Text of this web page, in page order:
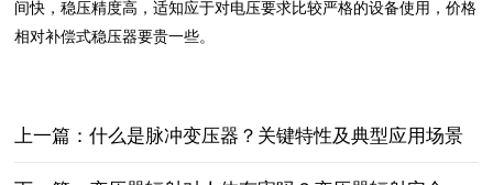
间快，稳压精度高，适知应于对电压要求比较严格的设备使用，价格
相对补偿式稳压器要贵一些。
上一篇：什么是脉冲变压器？关键特性‌及典型应用场景‌